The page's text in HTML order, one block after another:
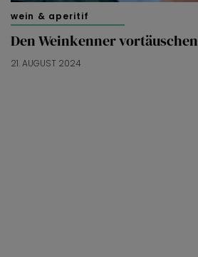
wein & aperitif
Den Weinkenner vortäuschen
21. AUGUST 2024